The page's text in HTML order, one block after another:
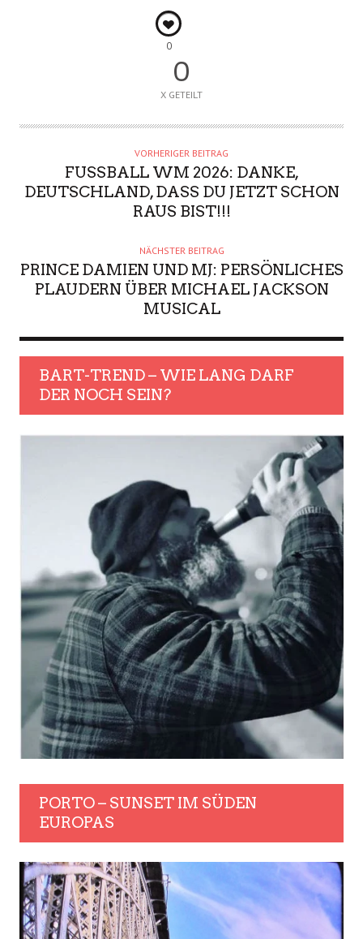
0
0
X GETEILT
VORHERIGER BEITRAG
FUSSBALL WM 2026: DANKE, D
EUTSCHLAND, DASS DU JETZT SCHON R
AUS BIST!!!
NÄCHSTER BEITRAG
PRINCE DAMIEN UND MJ: PERSÖNLICHES
PLAUDERN ÜBER MICHAEL JACKSON
MUSICAL
BART-TREND – WIE LANG DARF
DER NOCH SEIN?
PORTO – SUNSET IM SÜDEN
EUROPAS